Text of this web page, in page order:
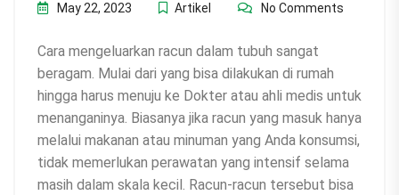
May 22, 2023 Artikel No Comments
Cara mengeluarkan racun dalam tubuh sangat
beragam. Mulai dari yang bisa dilakukan di rumah
hingga harus menuju ke Dokter atau ahli medis untuk
menanganinya. Biasanya jika racun yang masuk hanya
melalui makanan atau minuman yang Anda konsumsi,
tidak memerlukan perawatan yang intensif selama
masih dalam skala kecil. Racun-racun tersebut bisa